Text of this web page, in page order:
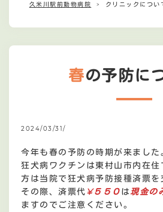
久米川駅前動物病院 クリニックについ
春の予防に
2024/03/31/
今年も春の予防の時期が来ました
狂犬病ワクチンは東村山市内在
方は当院で狂犬病予防接種済票を
その際、済票代¥５５０は現金の
ますのでご注意ください。